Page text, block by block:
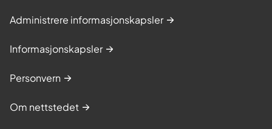
Administrere informasjonskapsler
Informasjonskapsler
Personvern
Om nettstedet